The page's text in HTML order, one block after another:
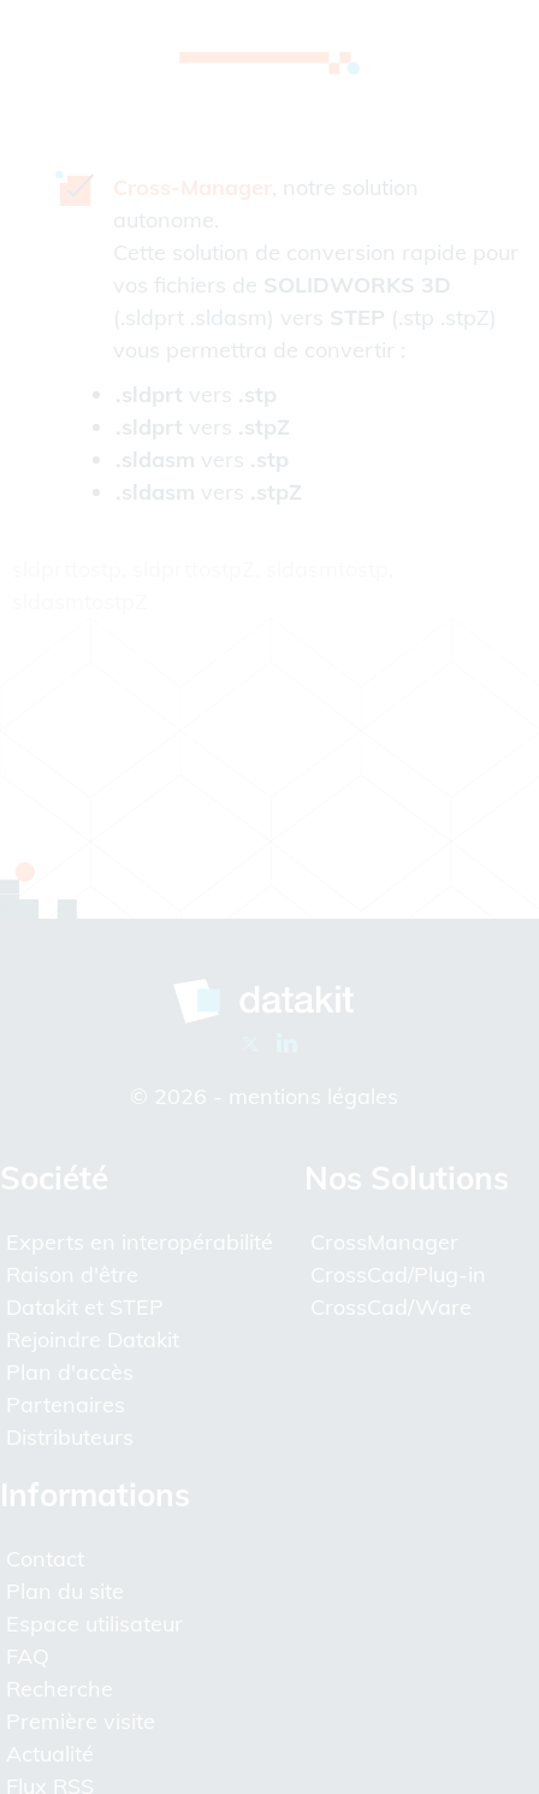
, notre solution
autonome.
Cette solution de conversion rapide pour
vos fichiers de SOLIDWORKS 3D
(.sldprt .sldasm) vers STEP (.stp .stpZ)
vous permettra de convertir :
.sldprt vers .stp
.sldprt vers .stpZ
.sldasm vers .stp
.sldasm vers .stpZ
© 2026 - mentions légales
Société
Experts en interopérabilité
Raison d'être
Datakit et STEP
Rejoindre Datakit
Plan d'accès
Partenaires
Distributeurs
Nos Solutions
CrossManager
CrossCad/Plug-in
CrossCad/Ware
Informations
Contact
Plan du site
Espace utilisateur
FAQ
Recherche
Première visite
Actualité
Flux RSS